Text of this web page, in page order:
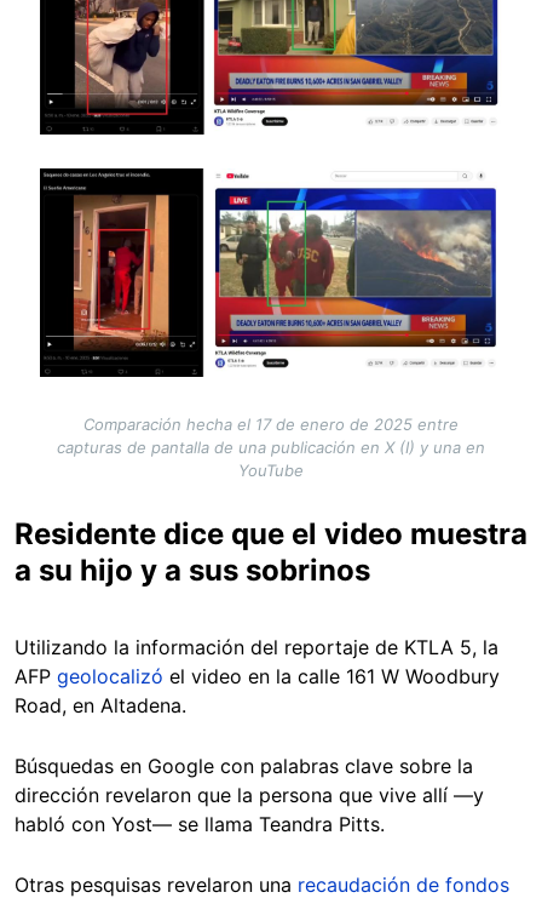
Image
Comparación hecha el 17 de enero de 2025 entre
capturas de pantalla de una publicación en X (I) y una en
YouTube
Residente dice que el video muestra
a su hijo y a sus sobrinos
Utilizando la información del reportaje de KTLA 5, la
AFP geolocalizó el video en la calle 161 W Woodbury
Road, en Altadena.
Búsquedas en Google con palabras clave sobre la
dirección revelaron que la persona que vive allí —y
habló con Yost— se llama Teandra Pitts.
Otras pesquisas revelaron una recaudación de fondos